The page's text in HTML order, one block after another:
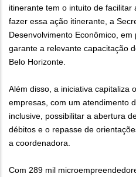
itinerante tem o intuito de facilitar
fazer essa ação itinerante, a
Desenvolvimento Econômico,
garante a relevante capacitação
Belo Horizonte.
Além disso, a iniciativa capitaliza
empresas, com um atendimento
inclusive, possibilitar a abertura
débitos e o repasse de
a coordenadora.
Com 289 mil